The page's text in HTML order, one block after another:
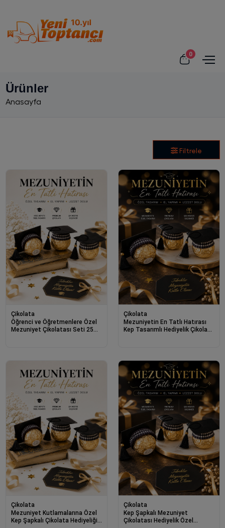
0
Ürünler
Anasayfa
Filtrele
Çikolata
Öğrenci ve Öğretmenlere Özel
Mezuniyet Çikolatası Seti 25
Çikolata
Mezuniyetin En Tatlı Hatırası
Kep Tasarımlı Hediyelik Çikolata
Çikolata
Mezuniyet Kutlamalarına Özel
Kep Şapkalı Çikolata Hediyeliği
Çikolata
Kep Şapkalı Mezuniyet
Çikolatası Hediyelik Özel